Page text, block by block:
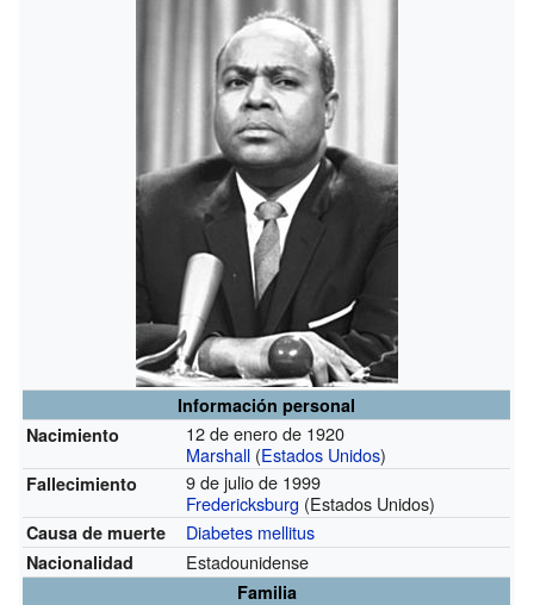
Información personal
Nacimiento
12 de enero de 1920
Marshall (Estados Unidos)
Fallecimiento
9 de julio de 1999
Fredericksburg (Estados Unidos)
Causa de muerte Diabetes mellitus
Nacionalidad Estadounidense
Familia